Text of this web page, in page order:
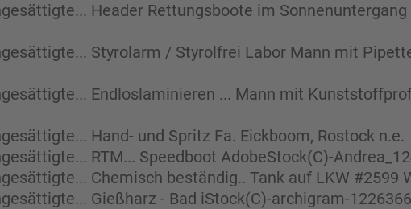
Header Rettungsboote im
Styrolarm / Styrolfrei Labor Mann mit
Endloslaminieren ... Mann mit
Hand- und Spritz Fa. Eickboom, Rostock n.e.
RTM... Speedboot AdobeStock(C)-
Chemisch beständig.. Tank auf LKW #2599
Gießharz - Bad iStock(C)-archigram-